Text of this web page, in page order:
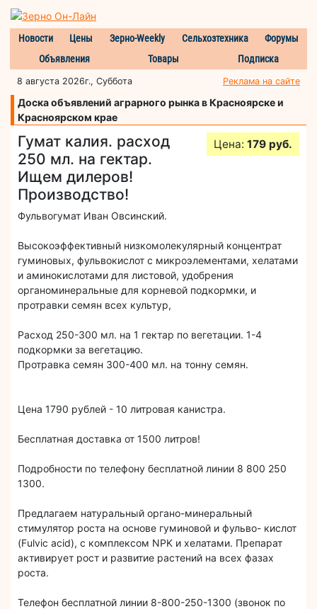
Новости Цены Зерно-Weekly Сельхозтехника
Форумы
Объявления
Товары Подписка
8 августа 2026г., Суббота Реклама на сайте
Доска объявлений аграрного рынка в Красноярске и
Красноярском крае
Гумат калия. расход
250 мл. на гектар.
Ищем дилеров!
Производство!
Цена: 179 руб.
Фульвогумат Иван Овсинский.
Высокоэффективный низкомолекулярный концентрат
гуминовых, фульвокислот с микроэлементами, хелатами
и аминокислотами для листовой, удобрения
органоминеральные для корневой подкормки, и
протравки семян всех культур,
Расход 250-300 мл. на 1 гектар по вегетации. 1-4
подкормки за вегетацию.
Протравка семян 300-400 мл. на тонну семян.
Цена 1790 рублей - 10 литровая канистра.
Бесплатная доставка от 1500 литров!
Подробности по телефону бесплатной линии 8 800 250
1300.
Предлагаем натуральный органо-минеральный
стимулятор роста на основе гуминовой и фульво- кислот
(Fulvic acid), с комплексом NPK и хелатами. Препарат
активирует рост и развитие растений на всех фазах
роста.
Телефон бесплатной линии 8-800-250-1300 (звонок по